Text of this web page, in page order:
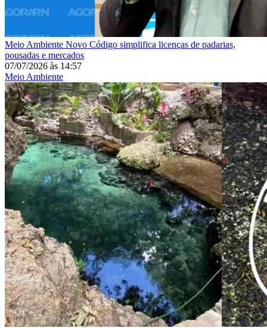
Meio Ambiente Novo Código simplifica licenças de padarias,
pousadas e mercados
07/07/2026 às 14:57
Meio Ambiente